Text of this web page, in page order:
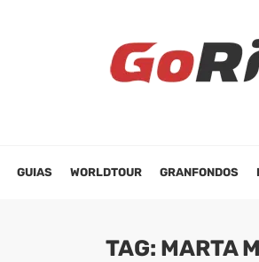
GUIAS WORLDTOUR GRANFONDOS
TAG: MARTA